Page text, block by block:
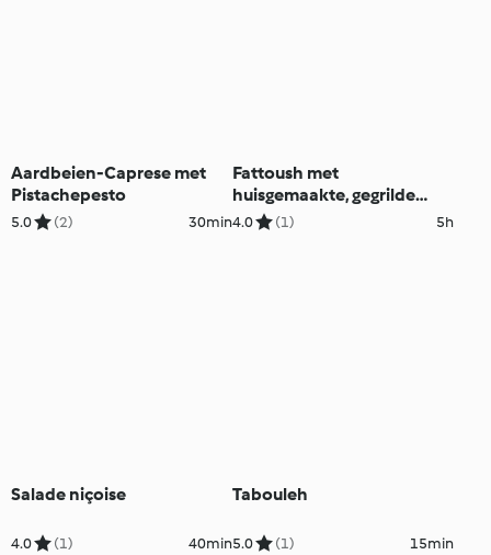
Aardbeien-Caprese met
Pistachepesto
5.0 (2) 30min
Fattoush met
huisgemaakte, gegrilde
halloumi
4.0 (1) 5h
Salade niçoise
4.0 (1) 40min
Tabouleh
5.0 (1) 15min